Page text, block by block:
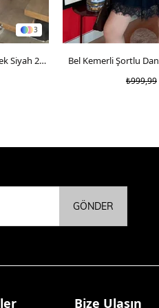
3
Kemerli Yüksek Bel Yırtmaç Detay Etek Siyah 2182
Bel Kemerli Şortlu
₺999,99
GÖNDER
Bize Ulaşın